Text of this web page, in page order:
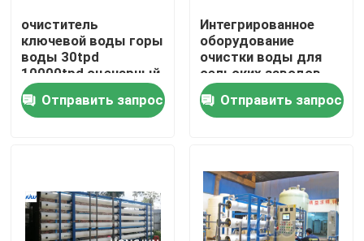
Продукты
О нас
Проверка качества
очиститель
ключевой воды горы
воды 30tpd
10000tpd сценарный
Отправить запрос
Интегрированное
оборудование
очистки воды для
сельских заводов
очищения воды из
кранаОтправить запрос